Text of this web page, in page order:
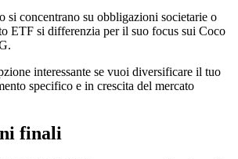
si concentrano su obbligazioni societarie o
ETF si differenzia per il suo focus sui Coco
interessante se vuoi diversificare il tuo
specifico e in crescita del mercato
finali